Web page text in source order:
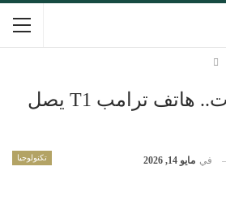
بعد جدل وتأجيلات.. هاتف ترامب T1 يصل
تكنولوجيا في مايو 14, 2026